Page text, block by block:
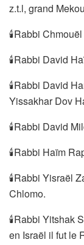
z.t.l, grand
🕯Rabbi
🕯Rabbi David
🕯Rabbi David
Yissakhar Dov
🕯Rabbi David
🕯Rabbi Haïm
🕯Rabbi Yisraël
Chlomo.
🕯Rabbi Yitshak
en Israël il fut le